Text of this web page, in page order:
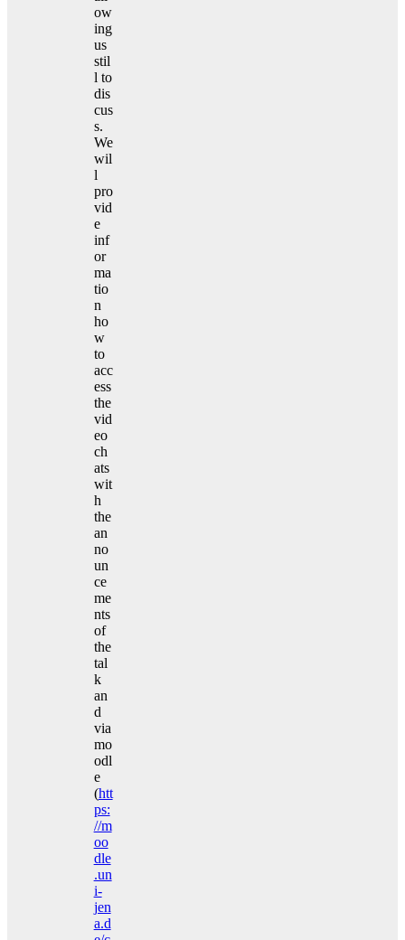
ow
ing
us
stil
l to
dis
cus
s.
We
wil
l
pro
vid
e
inf
or
ma
tio
n
ho
w
to
acc
ess
the
vid
eo
ch
ats
wit
h
the
an
no
un
ce
me
nts
of
the
tal
k
an
d
via
mo
odl
e
(htt
ps:
//m
oo
dle
.un
i-
jen
a.d